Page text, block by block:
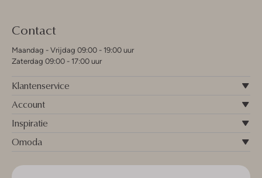
Contact
Maandag - Vrijdag 09:00 - 19:00 uur
Zaterdag 09:00 - 17:00 uur
Klantenservice
Account
Inspiratie
Omoda